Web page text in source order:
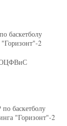
г., г. Гомель, ул.
2026 г., г.
2
ОЦФВиС
баскетболу
"Горизонт"-2